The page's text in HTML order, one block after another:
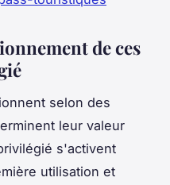
de ces
selon des
leur valeur
s'activent
utilisation et